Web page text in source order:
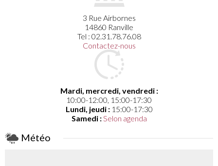
3 Rue Airbornes
14860 Ranville
Tel : 02.31.78.76.08
Contactez-nous
Mardi, mercredi, vendredi :
10:00-12:00, 15:00-17:30
Lundi, jeudi :15:00-17:30
Samedi :Selon agenda
Météo